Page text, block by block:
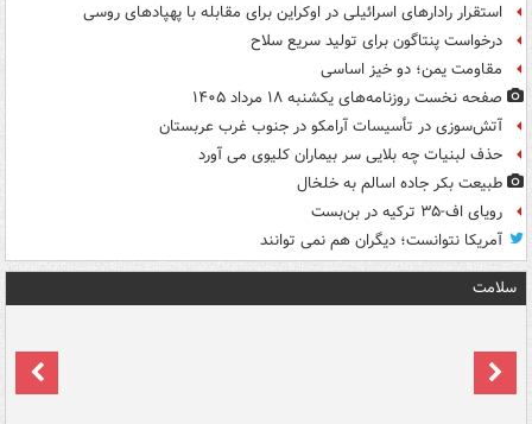
استقرار رادارهای اسرائیلی در اوکراین برای مقابله با پهپادهای روسی
درخواست پنتاگون برای تولید سریع سلاح
مقاومت یمن؛ دو خیز اساسی
صفحه نخست روزنامه‌های یکشنبه ۱۸ مرداد ۱۴۰۵
آتش‌سوزی در تأسیسات آرامکو در جنوب غرب عربستان
حذف لبنیات چه بلایی سر بیماران کلیوی می آورد
طبیعت بکر جاده اسالم به خلخال
رویای اف-۳۵ ترکیه در بن‌بست
آمریکا نتوانست؛ دیگران هم نمی توانند
سلامت